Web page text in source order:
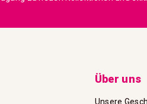
Über uns
Unsere